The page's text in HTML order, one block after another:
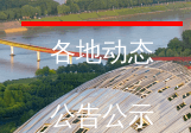
各地动态
公告公示